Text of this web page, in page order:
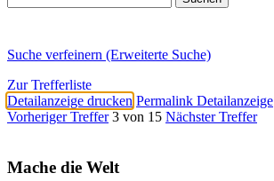
Suche verfeinern (Erweiterte Suche)
Zur Trefferliste
Detailanzeige drucken Permalink Detailanzeige
Vorheriger Treffer 3 von 15 Nächster Treffer
Mache die Welt